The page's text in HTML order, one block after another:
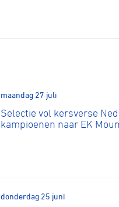
maandag 27 juli
Selectie vol kersverse
kampioenen naar EK
donderdag 25 juni